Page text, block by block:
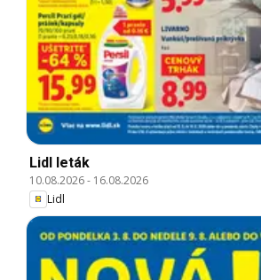
Lidl leták
10.08.2026- 16.08.2026
Lidl